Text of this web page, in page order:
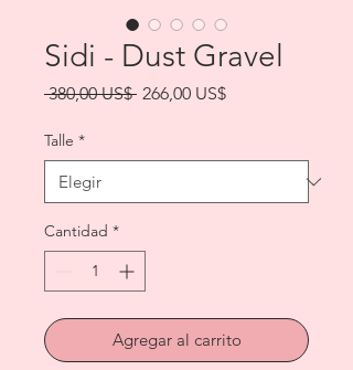
Sidi - Dust Gravel
380,00 US$ Precio
266,00 US$Precio
Talle *
Cantidad *
Agregar al carrito